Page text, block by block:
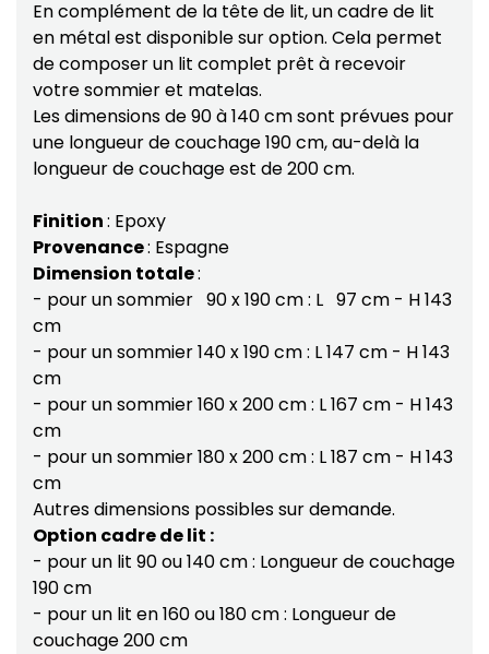
En complément de la tête de lit, un cadre de lit
en métal est disponible sur option. Cela permet
de composer un lit complet prêt à recevoir
votre sommier et matelas.
Les dimensions de 90 à 140 cm sont prévues pour
une longueur de couchage 190 cm, au-delà la
longueur de couchage est de 200 cm.
Finition: Epoxy
Provenance: Espagne
Dimension totale:
- pour un sommier 90 x 190 cm : L 97 cm - H 143
cm
- pour un sommier 140 x 190 cm : L 147 cm - H 143
cm
- pour un sommier 160 x 200 cm : L 167 cm - H 143
cm
- pour un sommier 180 x 200 cm : L 187 cm - H 143
cm
Autres dimensions possibles sur demande.
Option cadre de lit :
- pour un lit 90 ou 140 cm : Longueur de couchage
190 cm
- pour un lit en 160 ou 180 cm : Longueur de
couchage 200 cm